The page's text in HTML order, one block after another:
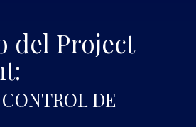
del Project
DE